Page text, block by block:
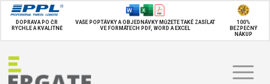
DOPRAVA PO ČR
RYCHLE A KVALITNĚ
VAŠE POPTÁVKY A OBJEDNÁVKY MŮŽETE TAKÉ ZASÍLAT
VE FORMÁTECH PDF, WORD A EXCEL
100%
BEZPEČNÝ
NÁKUP